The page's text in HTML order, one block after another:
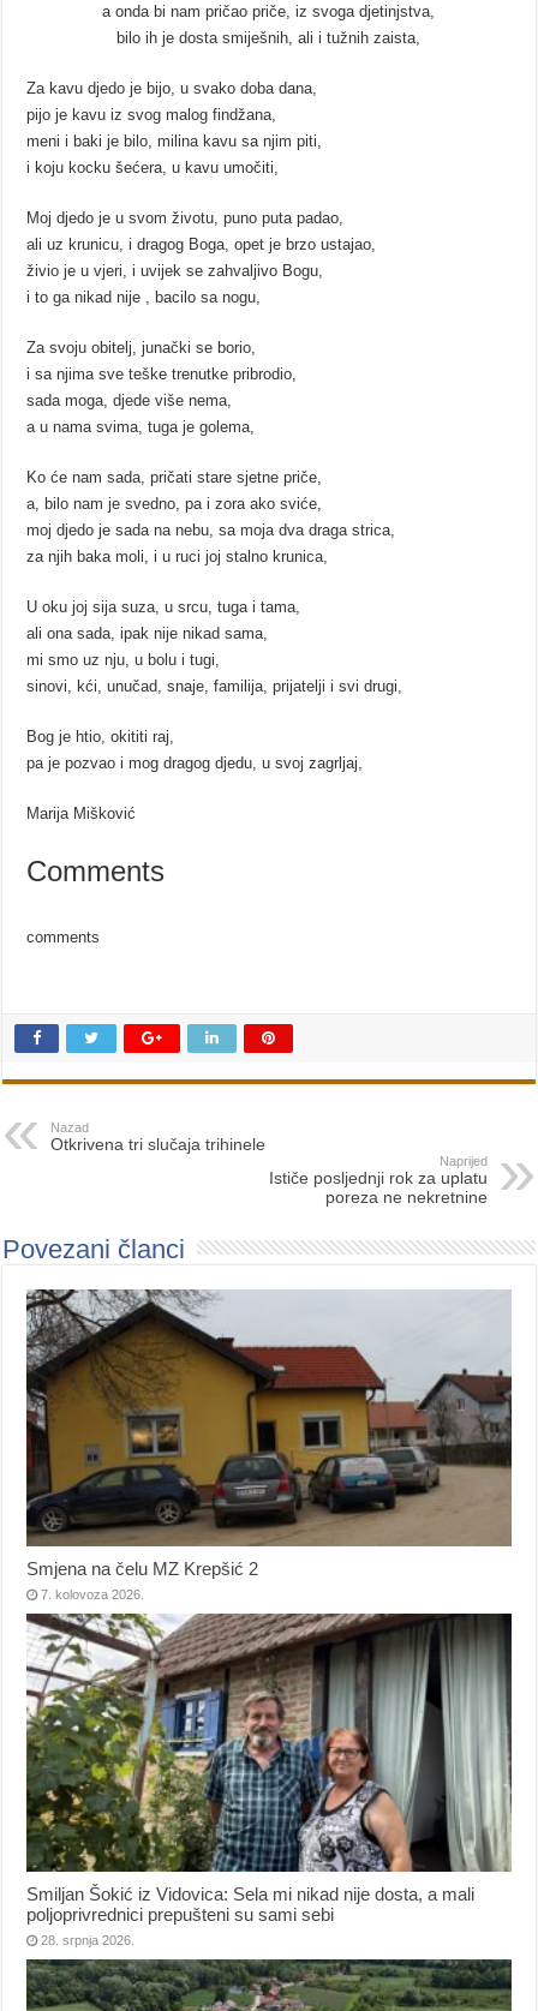
a onda bi nam pričao priče, iz svoga djetinjstva,
bilo ih je dosta smiješnih, ali i tužnih zaista,
Za kavu djedo je bijo, u svako doba dana,
pijo je kavu iz svog malog findžana,
meni i baki je bilo, milina kavu sa njim piti,
i koju kocku šećera, u kavu umočiti,
Moj djedo je u svom životu, puno puta padao,
ali uz krunicu, i dragog Boga, opet je brzo ustajao,
živio je u vjeri, i uvijek se zahvaljivo Bogu,
i to ga nikad nije , bacilo sa nogu,
Za svoju obitelj, junački se borio,
i sa njima sve teške trenutke pribrodio,
sada moga, djede više nema,
a u nama svima, tuga je golema,
Ko će nam sada, pričati stare sjetne priče,
a, bilo nam je svedno, pa i zora ako sviće,
moj djedo je sada na nebu, sa moja dva draga strica,
za njih baka moli, i u ruci joj stalno krunica,
U oku joj sija suza, u srcu, tuga i tama,
ali ona sada, ipak nije nikad sama,
mi smo uz nju, u bolu i tugi,
sinovi, kći, unučad, snaje, familija, prijatelji i svi drugi,
Bog je htio, okititi raj,
pa je pozvao i mog dragog djedu, u svoj zagrljaj,
Marija Mišković
Comments
comments
Nazad
Otkrivena tri slučaja trihinele
Naprijed
Ističe posljednji rok za uplatu
poreza ne nekretnine
Povezani članci
Smjena na čelu MZ Krepšić 2
7. kolovoza 2026.
Smiljan Šokić iz Vidovica: Sela mi nikad nije dosta, a mali
poljoprivrednici prepušteni su sami sebi
28. srpnja 2026.